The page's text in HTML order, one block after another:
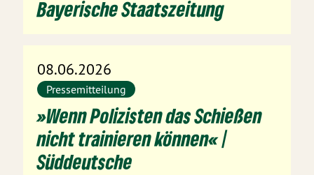
Bayerische Staatszeitung
08.06.2026
Pressemitteilung
»Wenn Polizisten das Schießen
nicht trainieren können« |
Süddeutsche